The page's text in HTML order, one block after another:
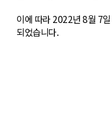
이에 따라 2022년 8월 7
되었습니다.